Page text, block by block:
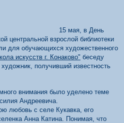
15 мая, в День
центральной взрослой библиотеки
для обучающихся художественного
искусств г. Конаково" беседу
получивший известность
внимания было уделено теме
Андреевича.
любовь с селе Кукавка, его
Анна Катина. Понимая, что